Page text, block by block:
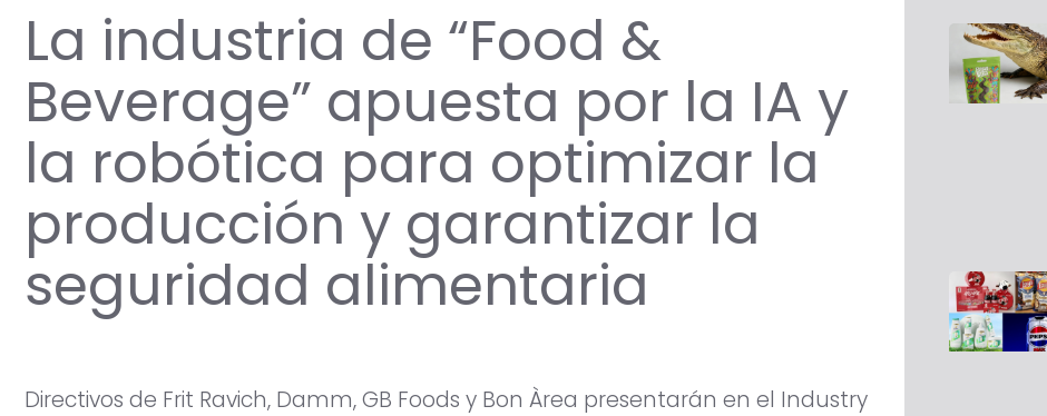
La industria de “Food &
Beverage” apuesta por la IA y
la robótica para optimizar la
producción y garantizar la
seguridad alimentaria
Directivos de Frit Ravich, Damm, GB Foods y Bon Àrea presentarán en el Industry